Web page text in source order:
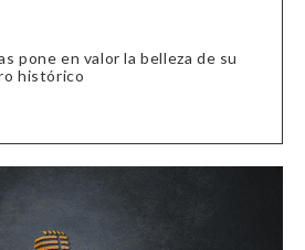
pone en valor la belleza de su
histórico